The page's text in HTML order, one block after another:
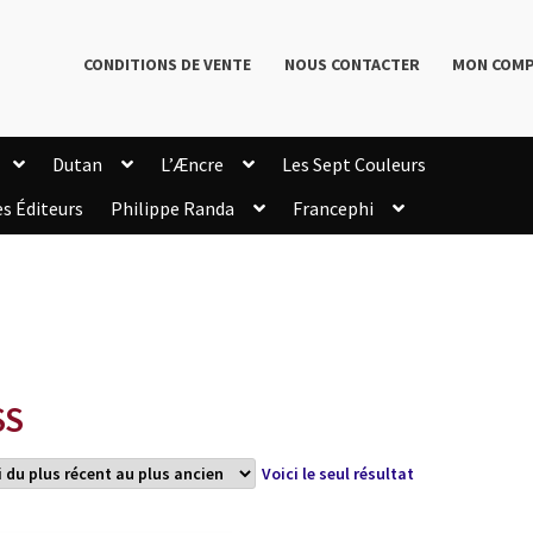
CONDITIONS DE VENTE NOUS CONTACTER MON
Dutan L’Æncre
Les Sept Couleurs
Éditeurs Philippe Randa
Francephi
Voici le seul résultat